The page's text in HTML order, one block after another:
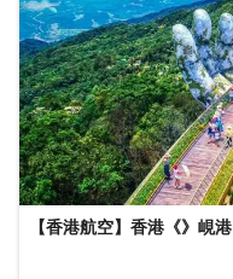
【香港航空】香港《》峴港